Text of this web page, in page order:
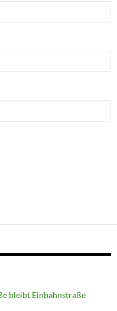
bleibt Einbahnstraße